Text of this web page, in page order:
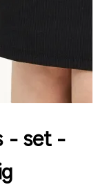
- set -